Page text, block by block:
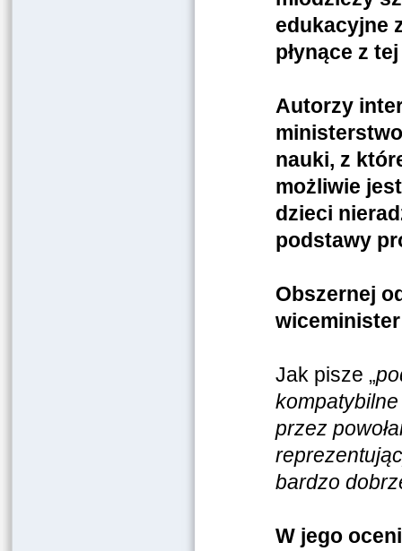
edukacyjne
płynące z
Autorzy
nauki, z
możliwie
dzieci
podstawy
Obszernej
Jak pisze „
przez
bardzo
W jego